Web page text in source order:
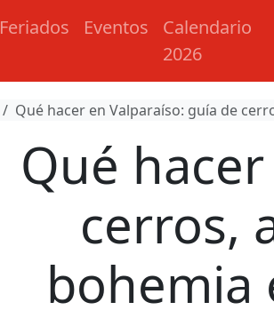
Feriados Eventos
Calendario
2026
Qué hacer en Valparaíso: guía de
Qué
cerros,
bohemia